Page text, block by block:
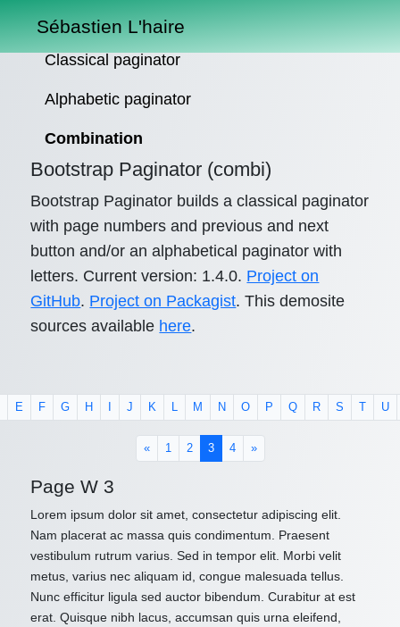
Sébastien L'haire
Classical paginator
Alphabetic paginator
Combination
Bootstrap Paginator (combi)
Bootstrap Paginator builds a classical paginator
with page numbers and previous and next
button and/or an alphabetical paginator with
letters. Current version: 1.4.0. Project on
GitHub. Project on Packagist. This demosite
sources available here.
E F G H J K L M N O P Q R S U
« 1 2 3(current)
4 »
Page W 3
Lorem ipsum dolor sit amet, consectetur adipiscing elit.
Nam placerat ac massa quis condimentum. Praesent
vestibulum rutrum varius. Sed in tempor elit. Morbi velit
metus, varius nec aliquam id, congue malesuada tellus.
Nunc efficitur ligula sed auctor bibendum. Curabitur at est
erat. Quisque nibh lacus, accumsan quis urna eleifend,